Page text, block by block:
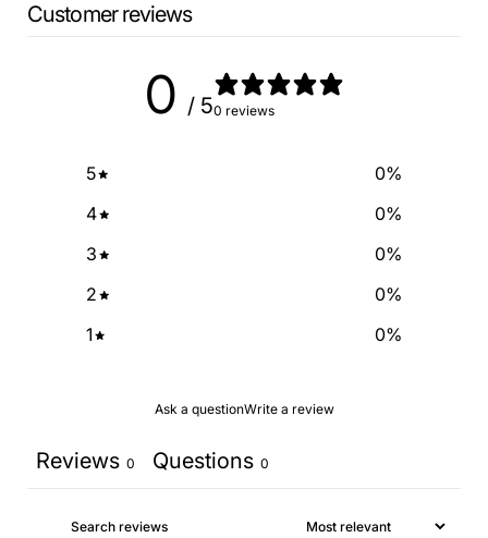
Customer reviews
0 / 50 reviews
5 0%
4
0%
3
0%
2
0%
1
0%
Ask a questionWrite a review
Reviews 0 Questions 0